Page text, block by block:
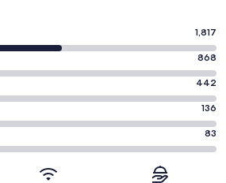
1,817
868
442
136
83